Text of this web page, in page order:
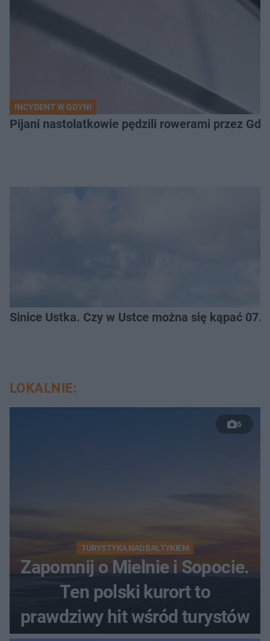
INCYDENT W GDYNI
Pijani nastolatkowie pędzili rowerami przez
Sinice Ustka. Czy w Ustce można się kąpać
LOKALNIE:
6
TURYSTYKA NAD BAŁTYKIEM
Zapomnij o Mielnie i Sopocie.
Ten polski kurort to
prawdziwy hit wśród turystów